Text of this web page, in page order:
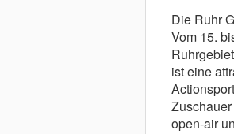
Die Ruhr
Vom 15.
ist eine
open-air